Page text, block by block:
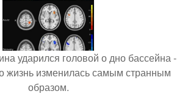
ударился головой о дно бассейна -
жизнь изменилась самым странным
образом.